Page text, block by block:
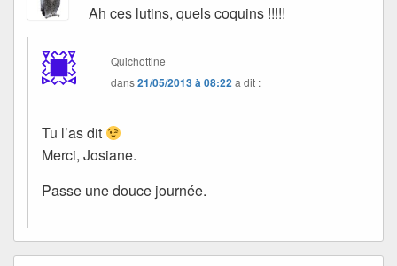
Ah ces lutins, quels coquins !!!!!
Quichottine
dans21/05/2013 à 08:22a dit :
Tu l’as dit
Merci, Josiane.
Passe une douce journée.